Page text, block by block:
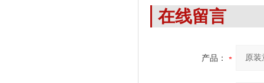
在线留言
产品：